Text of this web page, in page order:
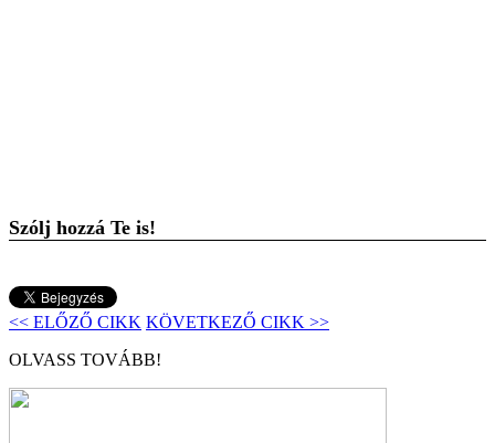
Szólj hozzá Te is!
<< ELŐZŐ CIKK KÖVETKEZŐ CIKK >>
OLVASS TOVÁBB!